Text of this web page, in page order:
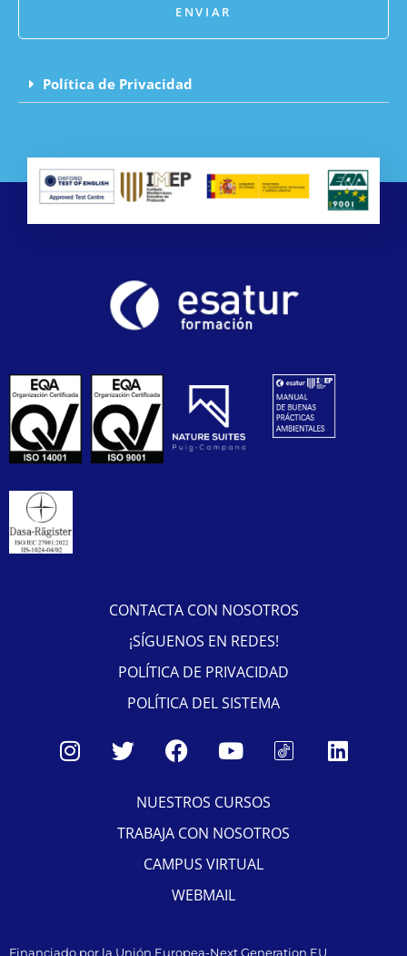
ENVIAR
Política de Privacidad
CONTACTA CON NOSOTROS
¡SÍGUENOS EN REDES!
POLÍTICA DE PRIVACIDAD
POLÍTICA DEL SISTEMA
NUESTROS CURSOS
TRABAJA CON NOSOTROS
CAMPUS VIRTUAL
WEBMAIL
Financiado por la Unión Europea-Next Generation EU